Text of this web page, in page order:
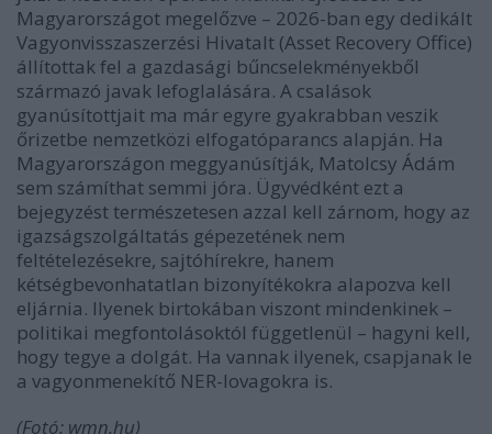
Magyarországot megelőzve – 2026-ban egy dedikált
Vagyonvisszaszerzési Hivatalt (Asset Recovery Office)
állítottak fel a gazdasági bűncselekményekből
származó javak lefoglalására. A csalások
gyanúsítottjait ma már egyre gyakrabban veszik
őrizetbe nemzetközi elfogatóparancs alapján. Ha
Magyarországon meggyanúsítják, Matolcsy Ádám
sem számíthat semmi jóra. Ügyvédként ezt a
bejegyzést természetesen azzal kell zárnom, hogy az
igazságszolgáltatás gépezetének nem
feltételezésekre, sajtóhírekre, hanem
kétségbevonhatatlan bizonyítékokra alapozva kell
eljárnia. Ilyenek birtokában viszont mindenkinek –
politikai megfontolásoktól függetlenül – hagyni kell,
hogy tegye a dolgát. Ha vannak ilyenek, csapjanak le
a vagyonmenekítő NER-lovagokra is.
(Fotó: wmn.hu)